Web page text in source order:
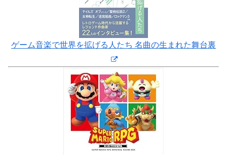
ゲーム音楽で世界を拡げる人たち 名曲の生まれた舞台裏